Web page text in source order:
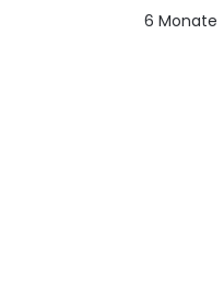
6 Monate